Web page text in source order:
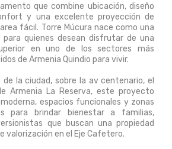
que combine ubicación, diseño
y una excelente proyección de
fácil. Torre Múcura nace como una
para quienes desean disfrutar de una
en uno de los sectores más
de Armenia Quindio para vivir.
la ciudad, sobre la av centenario, el
Armenia La Reserva, este proyecto
espacios funcionales y zonas
para brindar bienestar a familias,
que buscan una propiedad
valorización en el Eje Cafetero.